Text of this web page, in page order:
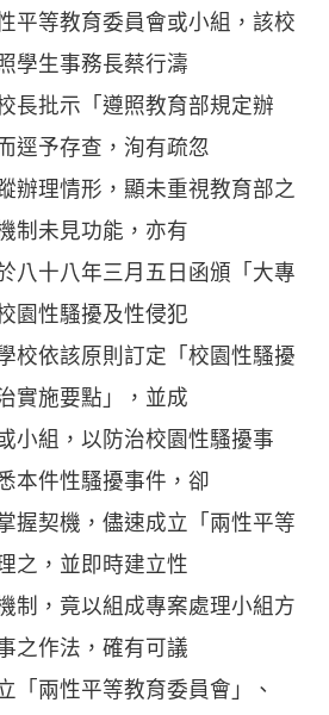
平等教育委員會或小組，該校
學生事務長蔡行濤
長批示「遵照教育部規定辦
逕予存查，洵有疏忽
辦理情形，顯未重視教育部之
制未見功能，亦有
八十八年三月五日函頒「大專
園性騷擾及性侵犯
校依該原則訂定「校園性騷擾
實施要點」，並成
小組，以防治校園性騷擾事
本件性騷擾事件，卻
握契機，儘速成立「兩性平等
之，並即時建立性
制，竟以組成專案處理小組方
之作法，確有可議
「兩性平等教育委員會」、